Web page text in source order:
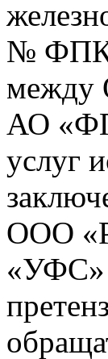
№ ФПК-
между
АО
услуг
ООО
«УФС»